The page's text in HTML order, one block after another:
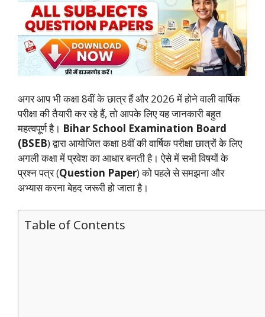
अगर आप भी कक्षा 8वीं के छात्र हैं और 2026 में होने वाली वार्षिक
परीक्षा की तैयारी कर रहे हैं, तो आपके लिए यह जानकारी बहुत
महत्वपूर्ण है। Bihar School Examination Board
(BSEB) द्वारा आयोजित कक्षा 8वीं की वार्षिक परीक्षा छात्रों के लिए
अगली कक्षा में प्रवेश का आधार बनती है। ऐसे में सभी विषयों के
प्रश्न पत्र (Question Paper) को पहले से समझना और
अभ्यास करना बेहद जरूरी हो जाता है।
Table of Contents